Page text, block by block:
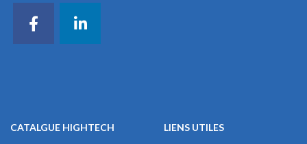
CATALGUE HIGHTECH
LIENS UTILES